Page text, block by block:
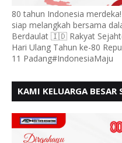
80 tahun Indonesia
siap melangkah bersama
Berdaulat 🇮🇩 Rakyat
Hari Ulang Tahun ke-80
11 Padang#IndonesiaMaju
KAMI KELUARGA